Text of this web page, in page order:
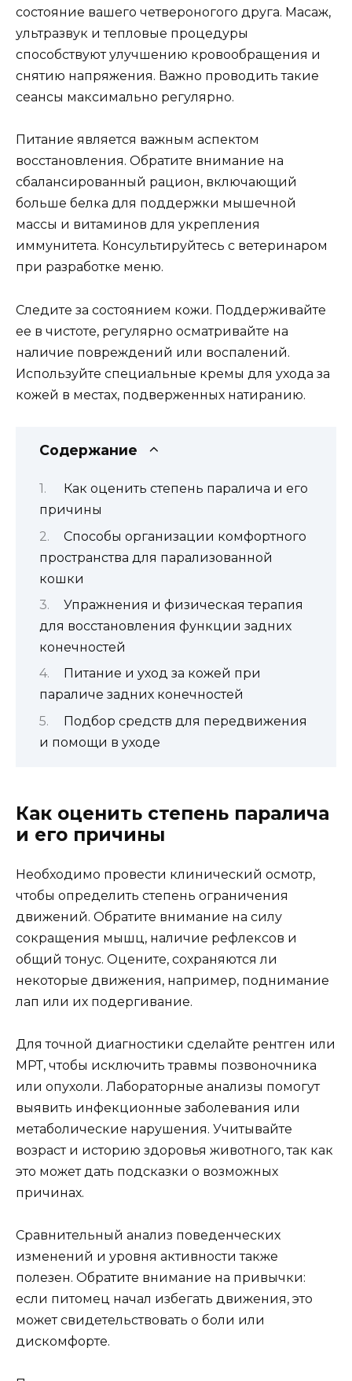
состояние вашего четвероногого друга. Масаж,
ультразвук и тепловые процедуры
способствуют улучшению кровообращения и
снятию напряжения. Важно проводить такие
сеансы максимально регулярно.
Питание является важным аспектом
восстановления. Обратите внимание на
сбалансированный рацион, включающий
больше белка для поддержки мышечной
массы и витаминов для укрепления
иммунитета. Консультируйтесь с ветеринаром
при разработке меню.
Следите за состоянием кожи. Поддерживайте
ее в чистоте, регулярно осматривайте на
наличие повреждений или воспалений.
Используйте специальные кремы для ухода за
кожей в местах, подверженных натиранию.
Содержание
Как оценить степень паралича и его
причины
Способы организации комфортного
пространства для парализованной
кошки
Упражнения и физическая терапия
для восстановления функции задних
конечностей
Питание и уход за кожей при
параличе задних конечностей
Подбор средств для передвижения
и помощи в уходе
Как оценить степень паралича
и его причины
Необходимо провести клинический осмотр,
чтобы определить степень ограничения
движений. Обратите внимание на силу
сокращения мышц, наличие рефлексов и
общий тонус. Оцените, сохраняются ли
некоторые движения, например, поднимание
лап или их подергивание.
Для точной диагностики сделайте рентген или
МРТ, чтобы исключить травмы позвоночника
или опухоли. Лабораторные анализы помогут
выявить инфекционные заболевания или
метаболические нарушения. Учитывайте
возраст и историю здоровья животного, так как
это может дать подсказки о возможных
причинах.
Сравнительный анализ поведенческих
изменений и уровня активности также
полезен. Обратите внимание на привычки:
если питомец начал избегать движения, это
может свидетельствовать о боли или
дискомфорте.